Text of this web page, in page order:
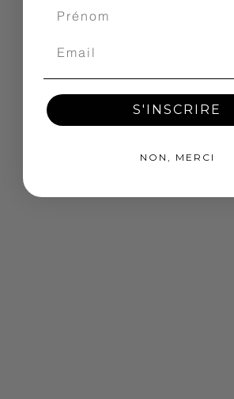
S'INSCRIRE
NON, MERCI